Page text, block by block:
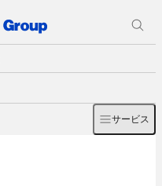
サービス